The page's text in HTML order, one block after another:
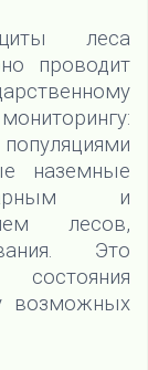
леса
проводит
наземные
и
лесов,
Это
возможных